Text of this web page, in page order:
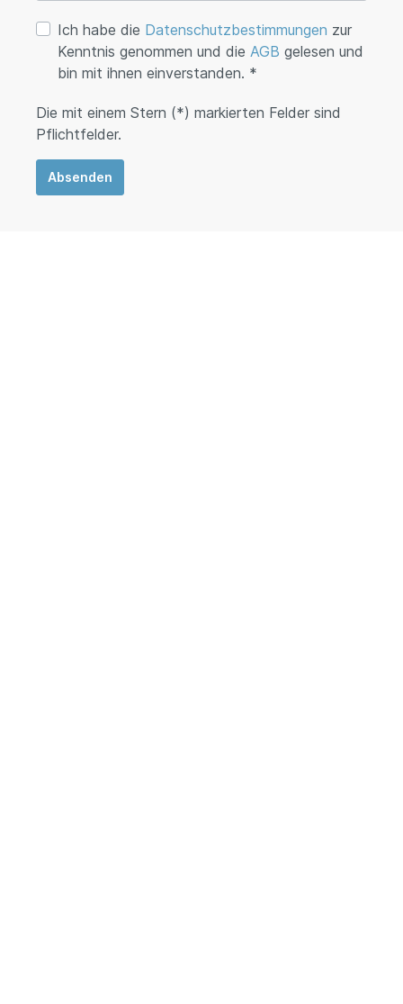
Ich habe die Datenschutzbestimmungen zur
Kenntnis genommen und die AGB gelesen und
bin mit ihnen einverstanden. *
Die mit einem Stern (*) markierten Felder sind
Pflichtfelder.
Absenden